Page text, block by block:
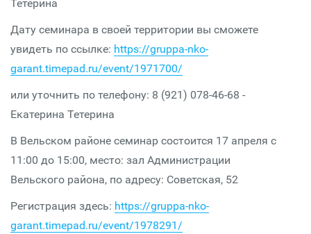
Тетерина
Дату семинара в своей территории вы сможете
увидеть по ссылке: https://gruppa-nko-
garant.timepad.ru/event/1971700/
или уточнить по телефону: 8 (921) 078-46-68 -
Екатерина Тетерина
В Вельском районе семинар состоится 17 апреля с
11:00 до 15:00, место: зал Администрации
Вельского района, по адресу: Советская, 52
Регистрация здесь: https://gruppa-nko-
garant.timepad.ru/event/1978291/